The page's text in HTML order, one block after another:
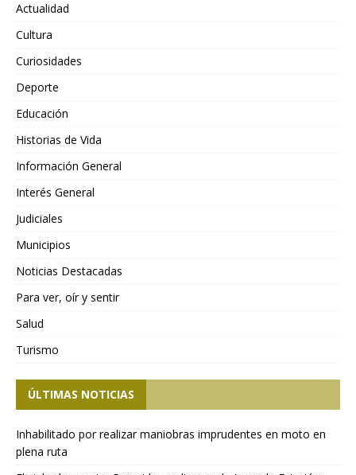
Actualidad
Cultura
Curiosidades
Deporte
Educación
Historias de Vida
Información General
Interés General
Judiciales
Municipios
Noticias Destacadas
Para ver, oír y sentir
Salud
Turismo
ÚLTIMAS NOTICIAS
Inhabilitado por realizar maniobras imprudentes en moto en
plena ruta